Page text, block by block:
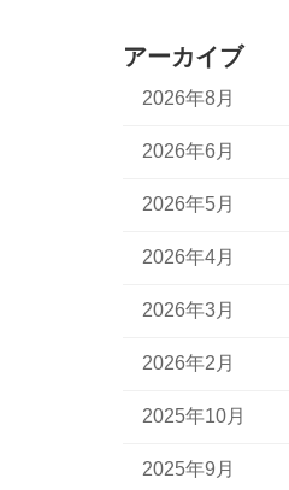
アーカイブ
2026年8月
2026年6月
2026年5月
2026年4月
2026年3月
2026年2月
2025年10月
2025年9月